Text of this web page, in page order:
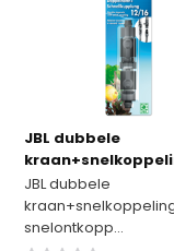
JBL dubbele
JBL dubbele
snelontkopp...